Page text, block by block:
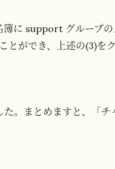
に support グループの
とができ、上述の(3)を
。まとめますと、「チ